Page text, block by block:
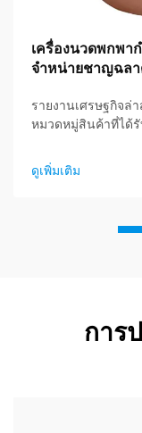
เครื่องนวดพกพา
จำหน่ายชาญฉล
รายงานเศรษฐกิจล่
หมวดหมู่สินค้าที่ได้
สำหรับผลิตภัณฑ์ผ่อ
ดูเพิ่มเติม
การ